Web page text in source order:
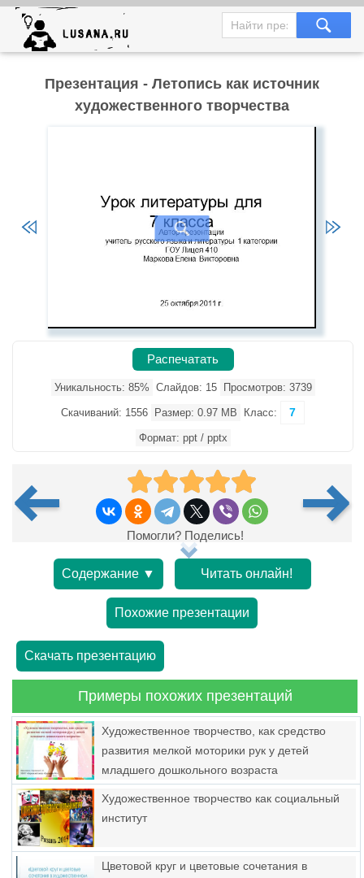
Презентация - Летопись как источник
художественного творчества
Распечатать
Уникальность: 85% Слайдов: 15 Просмотров: 3739
Скачиваний: 1556 Размер: 0.97 MB Класс: 7
Формат: ppt / pptx
Помогли? Поделись!
Содержание ▼ Читать онлайн!
Похожие презентации
Скачать презентацию
Примеры похожих презентаций
Художественное творчество, как средство
развития мелкой моторики рук у детей
младшего дошкольного возраста
Художественное творчество как социальный
институт
Цветовой круг и цветовые сочетания в